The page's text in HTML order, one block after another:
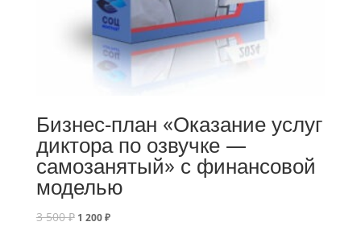
Бизнес-план «Оказание услуг
диктора по озвучке —
самозанятый» с финансовой
моделью
3 500₽ 1 200₽